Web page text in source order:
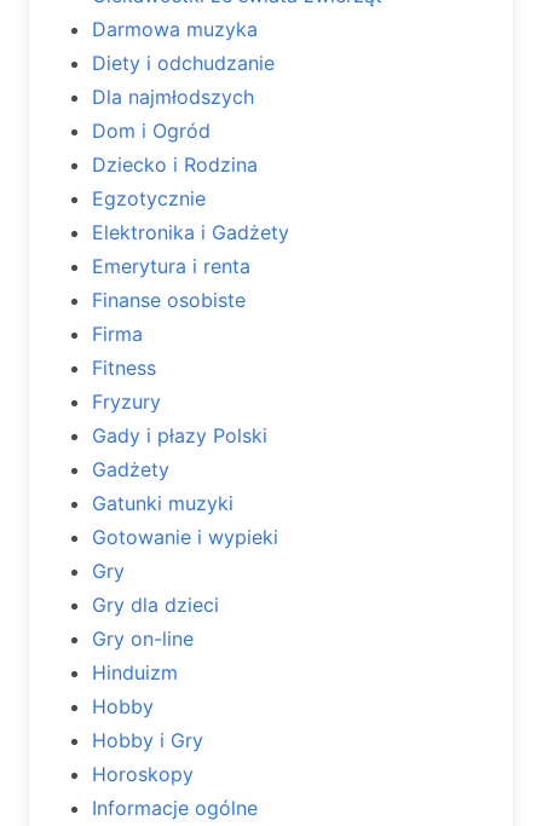
Darmowa muzyka
Diety i odchudzanie
Dla najmłodszych
Dom i Ogród
Dziecko i Rodzina
Egzotycznie
Elektronika i Gadżety
Emerytura i renta
Finanse osobiste
Firma
Fitness
Fryzury
Gady i płazy Polski
Gadżety
Gatunki muzyki
Gotowanie i wypieki
Gry
Gry dla dzieci
Gry on-line
Hinduizm
Hobby
Hobby i Gry
Horoskopy
Informacje ogólne